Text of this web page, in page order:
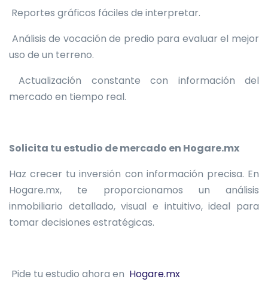
Reportes gráficos fáciles de interpretar.
Análisis de vocación de predio para evaluar el mejor
uso de un terreno.
Actualización constante con información del
mercado en tiempo real.
Solicita tu estudio de mercado en Hogare.mx
Haz crecer tu inversión con información precisa. En
Hogare.mx, te proporcionamos un análisis
inmobiliario detallado, visual e intuitivo, ideal para
tomar decisiones estratégicas.
Pide tu estudio ahora en Hogare.mx